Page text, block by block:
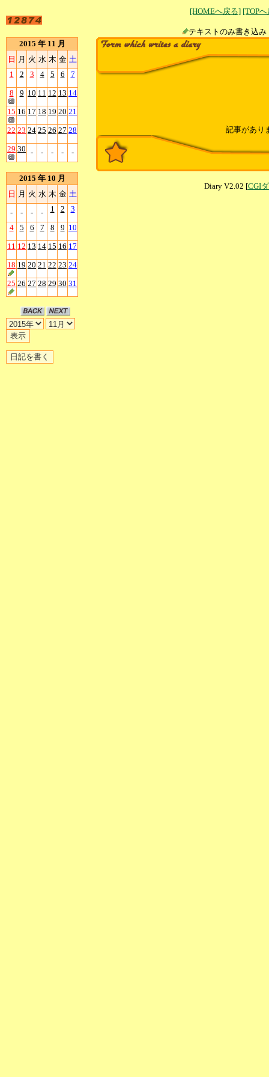
[HOMEへ戻る] [TOP
テキストのみ書
2015 年 11 月
日 月 火 水 木 金 土
1
2 3 4 5 6 7
8 9 10 11 12 13 14
15 16 17 18 19 20 21
22 23 24 25 26 27 28
29 30 - - - - -
2015 年 10 月
日 月 火 水 木 金 土
- - - - 1 2 3
4 5 6 7 8 9 10
11 12 13 14 15 16 17
18 19 20 21 22 23 24
25 26 27 28 29 30 31
記事があり
Diary V2.02 [CGI